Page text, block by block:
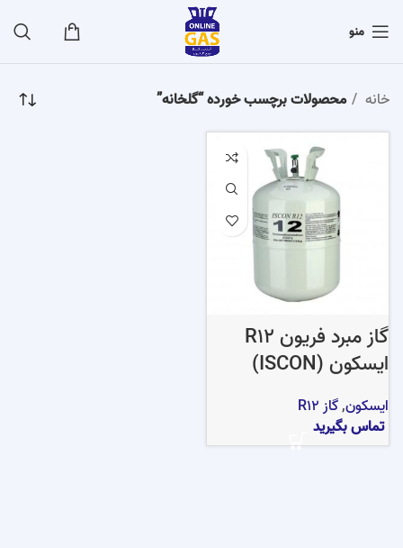
منو
خانه محصولات برچسب خورده “گلخانه”
گاز مبرد فریون R12
ایسکون (ISCON)
ایسکون,گاز R12
تماس بگیرید